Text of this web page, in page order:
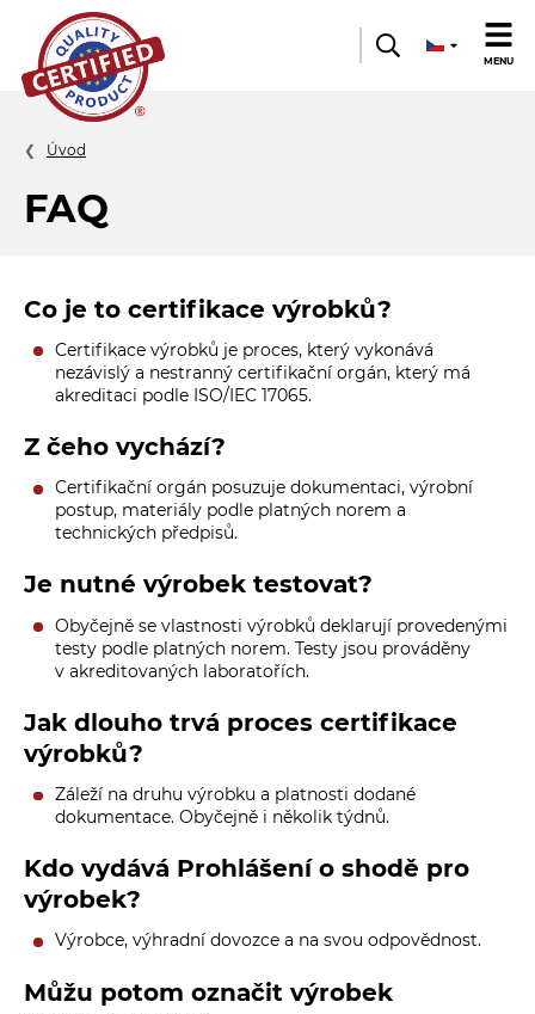
Quality
product
MENU
Úvod
FAQ
Co je to certifikace výrobků?
Certifikace výrobků je proces, který vykonává
nezávislý a nestranný certifikační orgán, který má
akreditaci podle ISO/IEC 17065.
Z čeho vychází?
Certifikační orgán posuzuje dokumentaci, výrobní
postup, materiály podle platných norem a
technických předpisů.
Je nutné výrobek testovat?
Obyčejně se vlastnosti výrobků deklarují provedenými
testy podle platných norem. Testy jsou prováděny
v akreditovaných laboratořích.
Jak dlouho trvá proces certifikace
výrobků?
Záleží na druhu výrobku a platnosti dodané
dokumentace. Obyčejně i několik týdnů.
Kdo vydává Prohlášení o shodě pro
výrobek?
Výrobce, výhradní dovozce a na svou odpovědnost.
Můžu potom označit výrobek